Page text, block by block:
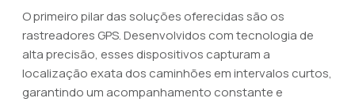
O primeiro pilar das soluções oferecidas são os
rastreadores GPS. Desenvolvidos com tecnologia de
alta precisão, esses dispositivos capturam a
localização exata dos caminhões em intervalos curtos,
garantindo um acompanhamento constante e